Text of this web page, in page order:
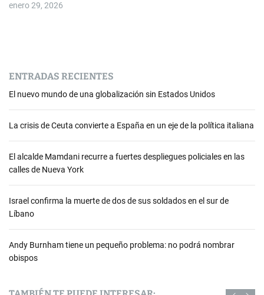
enero 29, 2026
ENTRADAS RECIENTES
El nuevo mundo de una globalización sin Estados Unidos
La crisis de Ceuta convierte a España en un eje de la política italiana
El alcalde Mamdani recurre a fuertes despliegues policiales en las
calles de Nueva York
Israel confirma la muerte de dos de sus soldados en el sur de
Líbano
Andy Burnham tiene un pequeño problema: no podrá nombrar
obispos